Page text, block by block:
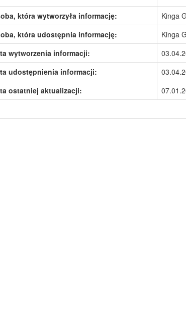
która wytworzyła informację:
Kinga
która udostępnia informację:
Kinga
wytworzenia informacji:
udostępnienia informacji:
ostatniej aktualizacji: